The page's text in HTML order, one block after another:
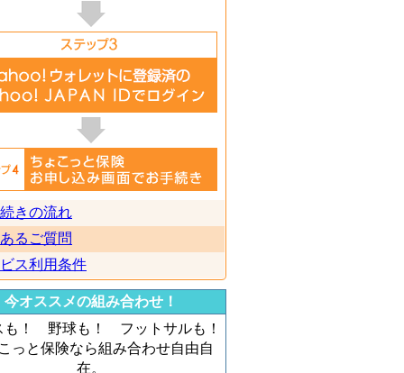
きの流れ
るご質問
ス利用条件
今オススメの組み合わせ！
も！ 野球も！ フットサルも！
っと保険なら組み合わせ自由自
在。